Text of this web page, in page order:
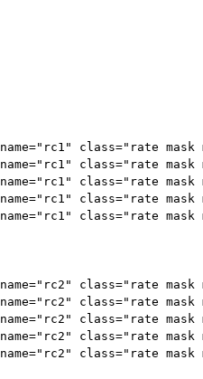
name="rc1" class="rate
name="rc1" class="rate
name="rc1" class="rate
name="rc1" class="rate
name="rc1" class="rate
name="rc2" class="rate mask
name="rc2" class="rate mask
name="rc2" class="rate mask
name="rc2" class="rate mask
name="rc2" class="rate mask